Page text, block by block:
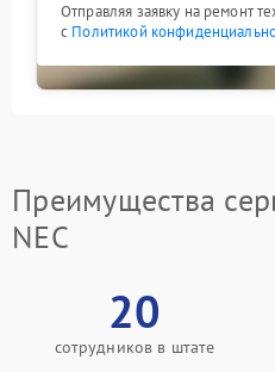
Отправляя заявку на ремонт
с Политикой
Преимущества
NEC
20
сотрудников в штате